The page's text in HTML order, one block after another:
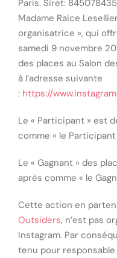
Paris. Siret:
Madame Raice
organisatrice », qui
samedi 9 novembre
des places au Salon
à l’adresse suivante
: https://
Le « Participant » est
comme « le Participant
Le « Gagnant » des
après comme « le
Cette action en
Outsiders, n’est pas
Instagram. Par
tenu pour